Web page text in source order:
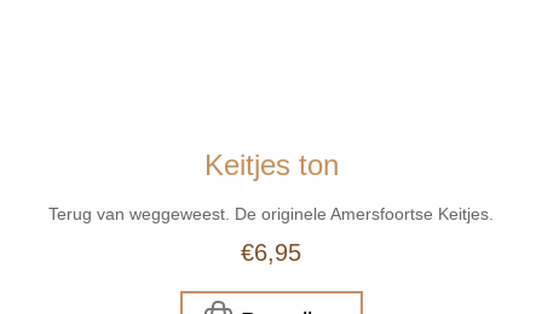
Keitjes ton
Terug van weggeweest. De originele Amersfoortse Keitjes.
€6,95